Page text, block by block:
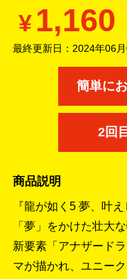
¥1,160
最終更新日： 2024年06月
簡単に
2回
商品説明
『龍が如く5 夢、叶
「夢」をかけた壮大
新要素「アナザード
マが描かれ、ユニー